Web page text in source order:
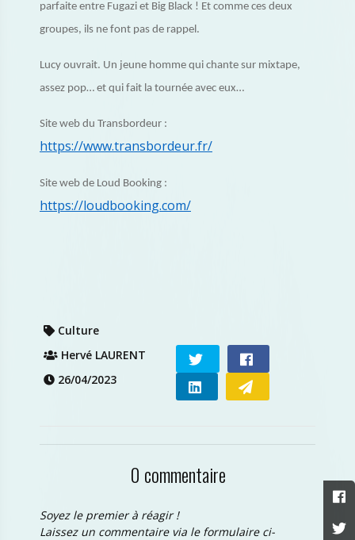
parfaite entre Fugazi et Big Black ! Et comme ces deux
groupes, ils ne font pas de rappel.
Lucy ouvrait. Un jeune homme qui chante sur mixtape,
assez pop… et qui fait la tournée avec eux…
Site web du Transbordeur :
https://www.transbordeur.fr/
Site web de Loud Booking :
https://loudbooking.com/
Culture
Hervé LAURENT
26/04/2023
0 commentaire
Soyez le premier à réagir !
Laissez un commentaire via le formulaire ci-